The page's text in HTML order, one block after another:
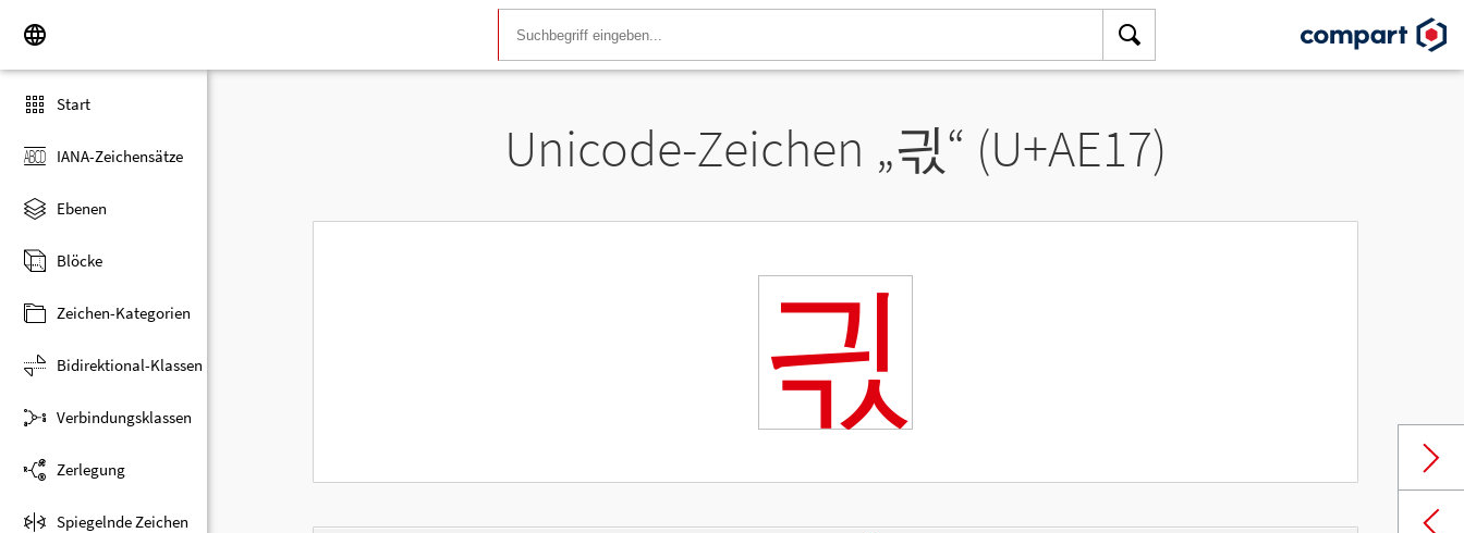
Start
IANA-Zeichensätze
Ebenen
Blöcke
Zeichen-Kategorien
Bidirektional-Klassen
Verbindungsklassen
Zerlegung
Spiegelnde Zeichen
Unicode-Zeichen „긗“ (U+AE17)
긗